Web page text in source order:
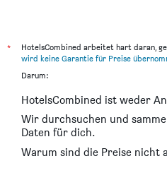
*
HotelsCombined arbeitet hart daran,
wird keine Garantie für Preise
Darum:
HotelsCombined ist weder
Wir durchsuchen und
Daten für dich.
Warum sind die Preise nicht